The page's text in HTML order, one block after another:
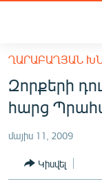
հիմնական
բովանդակությանը
Անցնել
հիմնական
մենյուին
ՀԱՅԱՍՏԱՆ
ՔԱՂԱՔԱԿԱՆ
ԻՐԱՎՈՒՆՔ
ՂԱՐԱԲԱՂՅԱՆ
Զորքերի
հարց
մայիս 11, 2009
Կիսվել